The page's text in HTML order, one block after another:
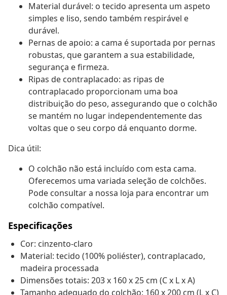
Material durável: o tecido apresenta um aspeto
simples e liso, sendo também respirável e
durável.
Pernas de apoio: a cama é suportada por pernas
robustas, que garantem a sua estabilidade,
segurança e firmeza.
Ripas de contraplacado: as ripas de
contraplacado proporcionam uma boa
distribuição do peso, assegurando que o colchão
se mantém no lugar independentemente das
voltas que o seu corpo dá enquanto dorme.
Dica útil:
O colchão não está incluído com esta cama.
Oferecemos uma variada seleção de colchões.
Pode consultar a nossa loja para encontrar um
colchão compatível.
Especificações
Cor: cinzento-claro
Material: tecido (100% poliéster), contraplacado,
madeira processada
Dimensões totais: 203 x 160 x 25 cm (C x L x A)
Tamanho adequado do colchão: 160 x 200 cm (L x C)